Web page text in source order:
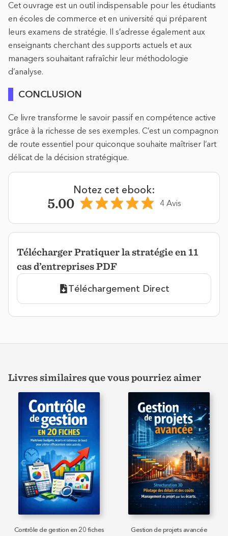
Cet ouvrage est un outil indispensable pour les étudiants
en écoles de commerce et en université qui préparent
leurs examens de stratégie. Il s’adresse également aux
enseignants cherchant des supports actuels et aux
managers souhaitant rafraîchir leur méthodologie
d’analyse.
CONCLUSION
Ce livre transforme le savoir passif en compétence active
grâce à la richesse de ses exemples. C’est un compagnon
de route essentiel pour quiconque souhaite maîtriser l’art
délicat de la décision stratégique.
Notez cet ebook:
5.00 4 Avis
Télécharger Pratiquer la stratégie en 11
cas d’entreprises PDF
Téléchargement Direct
Livres similaires que vous pourriez aimer
Contrôle de gestion en 20 fiches Gestion de projets avancée